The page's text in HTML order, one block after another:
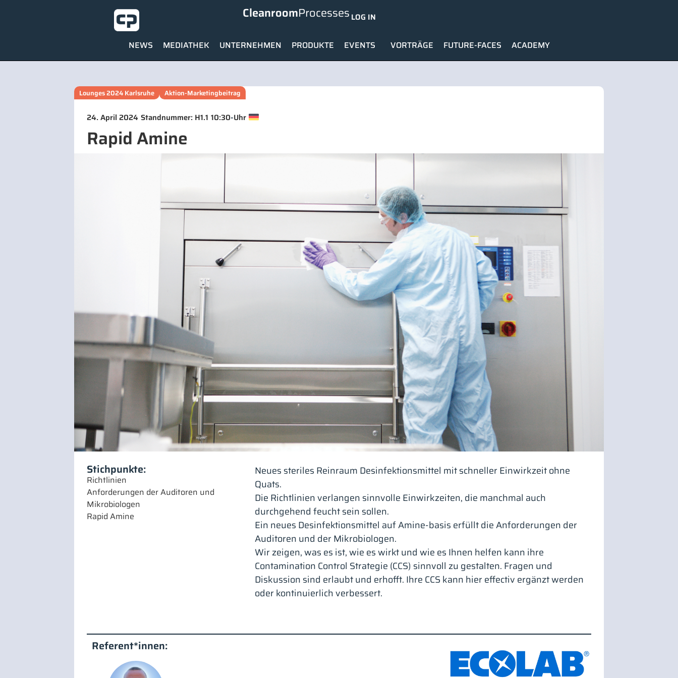
CleanroomProcesses LOG IN
NEWS MEDIATHEK UNTERNEHMEN PRODUKTE EVENTS VORTRÄGE FUTURE-FACES ACADEMY
Lounges 2024 Karlsruhe Aktion-Marketingbeitrag
24. April 2024 Standnummer: H1.1 10:30-Uhr
Rapid Amine
Stichpunkte:
Richtlinien
Anforderungen der Auditoren und
Mikrobiologen
Rapid Amine
Neues steriles Reinraum Desinfektionsmittel mit schneller Einwirkzeit ohne
Quats.
Die Richtlinien verlangen sinnvolle Einwirkzeiten, die manchmal auch
durchgehend feucht sein sollen.
Ein neues Desinfektionsmittel auf Amine-basis erfüllt die Anforderungen der
Auditoren und der Mikrobiologen.
Wir zeigen, was es ist, wie es wirkt und wie es Ihnen helfen kann ihre
Contamination Control Strategie (CCS) sinnvoll zu gestalten. Fragen und
Diskussion sind erlaubt und erhofft. Ihre CCS kann hier effectiv ergänzt werden
oder kontinuierlich verbessert.
Referent*innen: